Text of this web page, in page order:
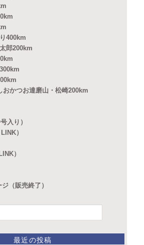
400km
郎200km
おかつお達磨山・松崎200km
入り）
）
）
（販売終了）
最近の投稿